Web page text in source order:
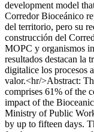
development model
Corredor Bioceánico
del territorio, pero su
construcción del
MOPC y organismos
resultados destacan la
digitalice los procesos
valor.<hr/>Abstract:
comprises 61% of the
impact of the
Ministry of Public
by up to fifteen days.